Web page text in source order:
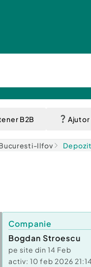
B2B Ajutor
Ilfov
Companie
Bogdan Stroescu
pe site din 14 Feb
activ: 10 feb 2026 21:14